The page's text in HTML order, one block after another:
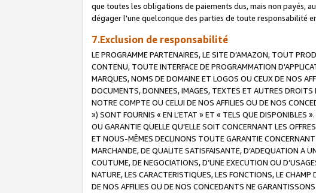
que toutes les obligations de paiements dus, mais non payés,
dégager l'une quelconque des parties de toute responsabilité
7.Exclusion de responsabilité
LE PROGRAMME PARTENAIRES, LE SITE D’AMAZON, TOUT
CONTENU, TOUTE INTERFACE DE PROGRAMMATION
MARQUES, NOMS DE DOMAINE ET LOGOS OU CEUX DE NOS
DOCUMENTS, DONNEES, IMAGES, TEXTES ET AUTRES
NOTRE COMPTE OU CELUI DE NOS AFFILIES OU DE NOS
») SONT FOURNIS « EN L’ETAT » ET « TELS QUE DISPONIBLES
OU GARANTIE QUELLE QU’ELLE SOIT CONCERNANT LES
ET NOUS-MÊMES DECLINONS TOUTE GARANTIE
MARCHANDE, DE QUALITE SATISFAISANTE, D’ADEQUATION A
COUTUME, DE NEGOCIATIONS, D’UNE EXECUTION OU
NATURE, LES CARACTERISTIQUES, LES FONCTIONS, LE
DE NOS AFFILIES OU DE NOS CONCEDANTS NE